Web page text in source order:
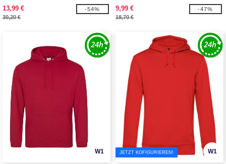
13,99 €
30,20 €
-54%
9,99 €
18,70 €
-47%
W1 W1
JETZT KOFIGURIEREN!